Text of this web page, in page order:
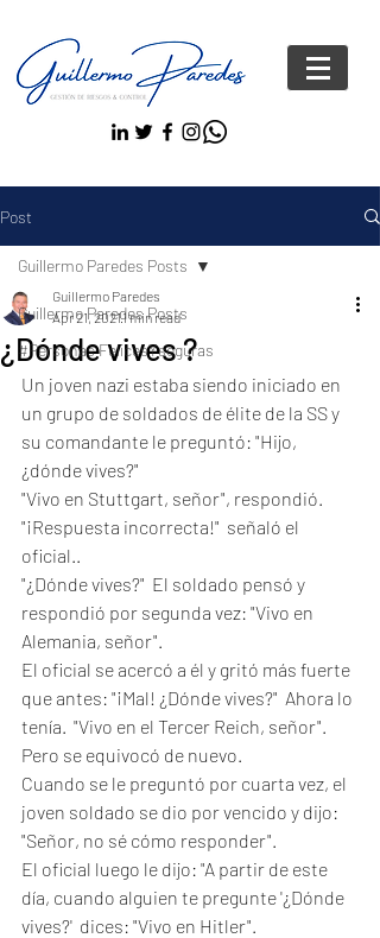
Post
Guillermo Paredes Posts
#Personas FelicesYseguras
Guillermo Paredes Posts
¿Dónde vives ?
Guillermo Paredes
Apr 21, 20211 min read
Un joven nazi estaba siendo iniciado en
un grupo de soldados de élite de la SS y
su comandante le preguntó: "Hijo,
¿dónde vives?"
"Vivo en Stuttgart, señor", respondió.
"¡Respuesta incorrecta!"  señaló el
oficial..
"¿Dónde vives?"  El soldado pensó y
respondió por segunda vez: "Vivo en
Alemania, señor".
El oficial se acercó a él y gritó más fuerte
que antes: "¡Mal! ¿Dónde vives?"  Ahora lo
tenía.  "Vivo en el Tercer Reich, señor".
Pero se equivocó de nuevo.
Cuando se le preguntó por cuarta vez, el
joven soldado se dio por vencido y dijo:
"Señor, no sé cómo responder".
El oficial luego le dijo: "A partir de este
día, cuando alguien te pregunte '¿Dónde
vives?'  dices: "Vivo en Hitler".